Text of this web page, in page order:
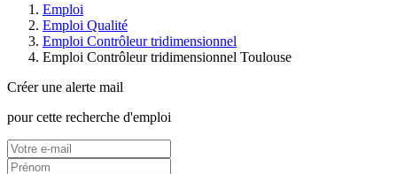
Emploi
Emploi Qualité
Emploi Contrôleur tridimensionnel
Emploi Contrôleur tridimensionnel Toulouse
Créer une alerte mail
pour cette recherche d'emploi